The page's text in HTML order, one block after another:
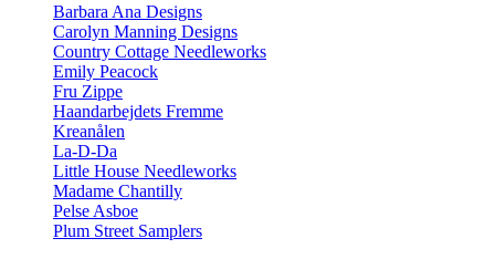
Barbara Ana Designs
Carolyn Manning Designs
Country Cottage Needleworks
Emily Peacock
Fru Zippe
Haandarbejdets Fremme
Kreanålen
La-D-Da
Little House Needleworks
Madame Chantilly
Pelse Asboe
Plum Street Samplers